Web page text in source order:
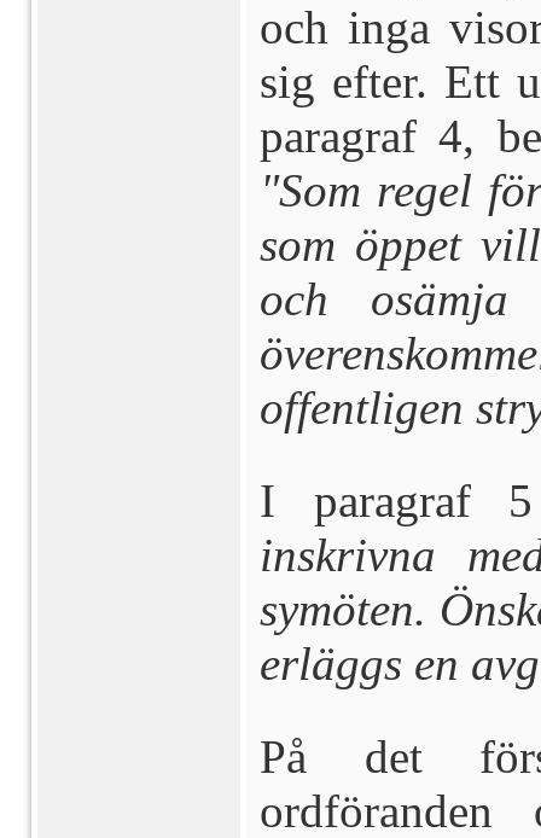
och inga
sig efter. Ett
paragraf 4,
"Som regel
som öppet
och
offentligen
I paragraf
inskrivna
symöten.
erläggs en
På det